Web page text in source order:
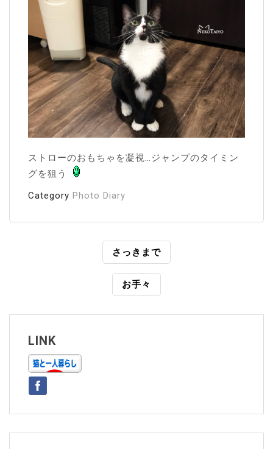
ストローのおもちゃを凝視…ジャンプのタイミン
グを狙う
Category Photo Diary
ビ
ゲ
ー
シ
ョ
ン
さっきまで
お手々
LINK